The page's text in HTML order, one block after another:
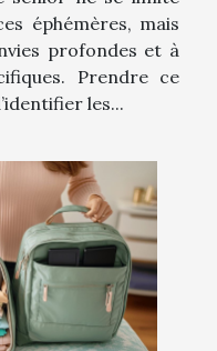
éphémères, mais
profondes et à
Prendre ce
les...